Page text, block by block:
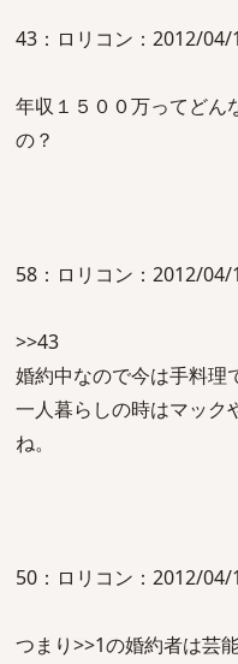
43：ロリコン：2012/
年収１５００万ってどん
の？
58：ロリコン：2012/04/
>>43
婚約中なので今は手料理
一人暮らしの時はマック
ね。
50：ロリコン：2012/
つまり>>1の婚約者は芸